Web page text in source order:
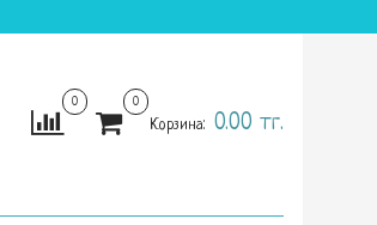
0 0
Корзина: 0.00 тг.